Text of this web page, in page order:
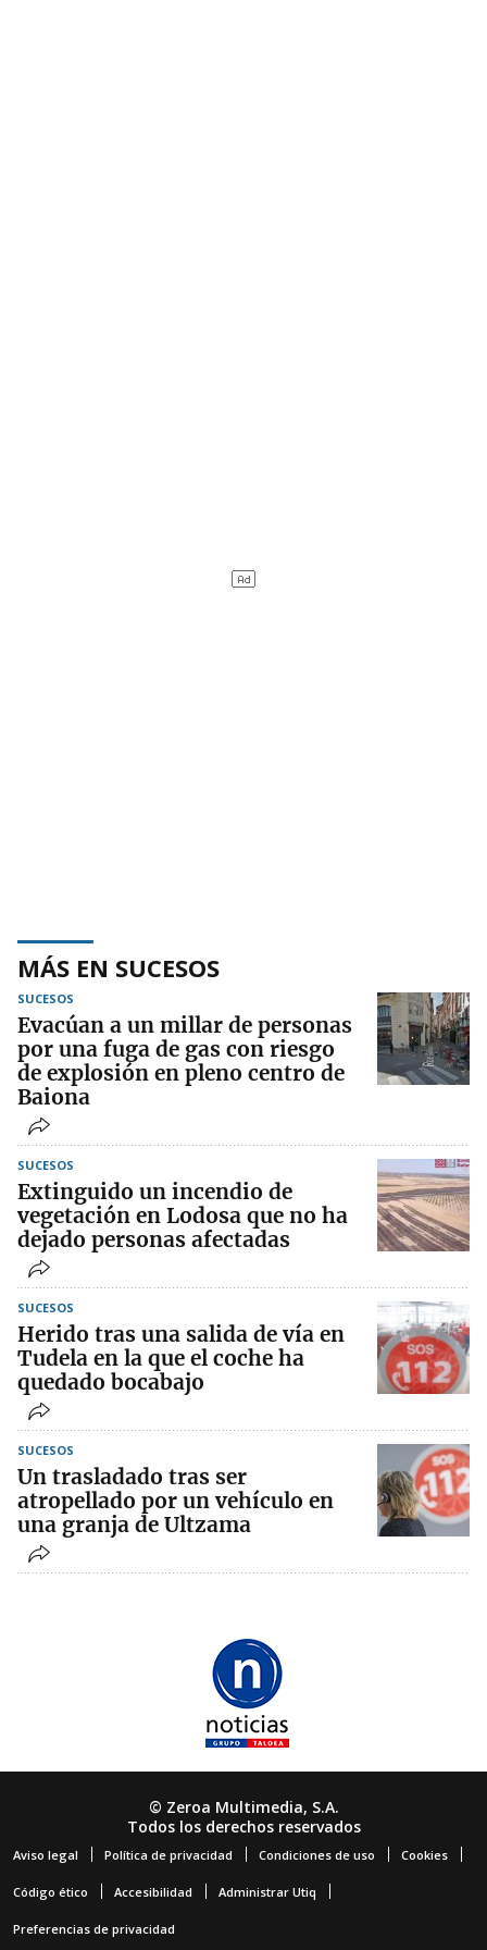
MÁS EN SUCESOS
SUCESOS
Evacúan a un millar de personas
por una fuga de gas con riesgo
de explosión en pleno centro de
Baiona
SUCESOS
Extinguido un incendio de
vegetación en Lodosa que no ha
dejado personas afectadas
SUCESOS
Herido tras una salida de vía en
Tudela en la que el coche ha
quedado bocabajo
SUCESOS
Un trasladado tras ser
atropellado por un vehículo en
una granja de Ultzama
© Zeroa Multimedia, S.A.
Todos los derechos reservados
Aviso legal Política de privacidad Condiciones de uso Cookies
Código ético Accesibilidad Administrar Utiq
Preferencias de privacidad